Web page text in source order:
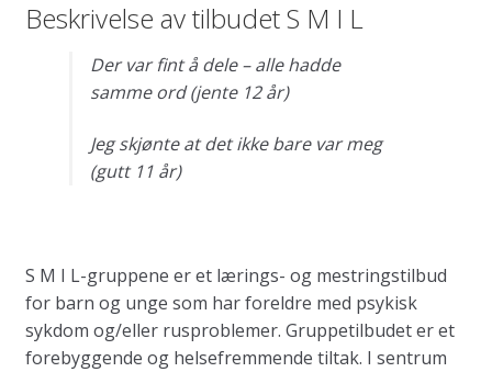
Beskrivelse av tilbudet S M I L
Der var fint å dele – alle hadde
samme ord (jente 12 år)
Jeg skjønte at det ikke bare var meg
(gutt 11 år)
S M I L-gruppene er et lærings- og mestringstilbud
for barn og unge som har foreldre med psykisk
sykdom og/eller rusproblemer. Gruppetilbudet er et
forebyggende og helsefremmende tiltak. I sentrum